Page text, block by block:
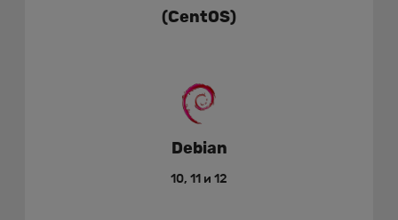
(CentOS)
Debian
10, 11 и 12